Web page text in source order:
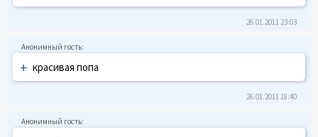
26.01.2011 23:03
+ красивая попа
26.01.2011 18:40